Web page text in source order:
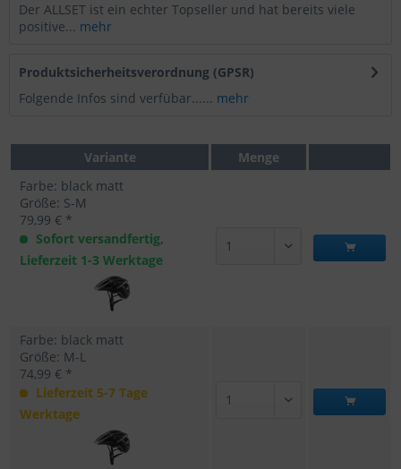
Der ALLSET ist ein echter Topseller und hat bereits viele
positive... mehr
Produktsicherheitsverordnung (GPSR)
Folgende Infos sind verfübar...... mehr
Variante
Menge
Farbe: black matt
Größe: S-M
79,99 € *
Sofort versandfertig,
Lieferzeit 1-3 Werktage
Farbe: black matt
Größe: M-L
74,99 € *
Lieferzeit 5-7 Tage
Werktage